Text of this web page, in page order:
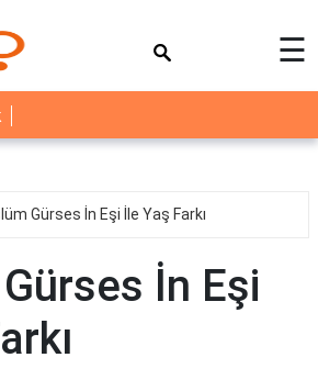
☰
Gürses İn Eşi İle Yaş Farkı
İn Eşi